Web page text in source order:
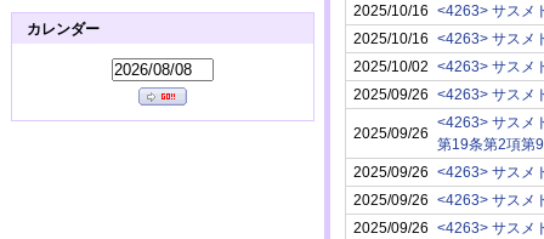
2025/10/16 <4263> サスメ
2025/10/16 <4263> サスメ
2025/10/02 <4263> サスメ
2025/09/26 <4263> サスメ
2025/09/26
<4263> サスメ
第19条第2項第
2025/09/26 <4263> サスメ
2025/09/26 <4263> サスメ
2025/09/26 <4263> サスメ
カレンダー